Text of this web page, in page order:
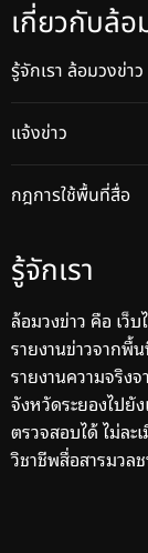
เกี่ยวกับล้อ
รู้จักเรา ล้อมวงข่าว
แจ้งข่าว
กฎการใช้พื้นที่สื่อ
รู้จักเรา
ล้อมวงข่าว คือ เว็
รายงานข่าวจากพื้
รายงานความจริง
จังหวัดระยองไปยั
ตรวจสอบได้ ไม่ล
วิชาชีพสื่อสารมวล